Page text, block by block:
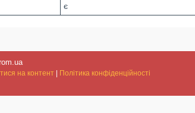
є
на контент | Політика конфіденційності